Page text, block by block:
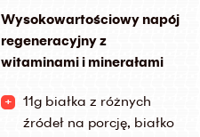
Wysokowartościowy napój
regeneracyjny z
witaminami i minerałami
11g białka z różnych
źródeł na porcję, białko